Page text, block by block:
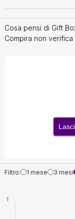
Cosa pensi di Gift
Compira non
Filtro: 1 mese 3 mesi